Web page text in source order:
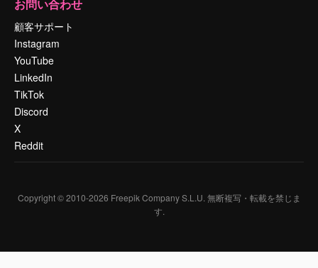
お問い合わせ
顧客サポート
Instagram
YouTube
LinkedIn
TikTok
Discord
X
Reddit
Copyright © 2010-2026 Freepik Company S.L.U. 無断複写・転載を禁じま
す.